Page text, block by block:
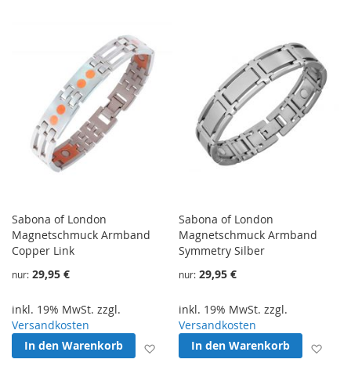
Sabona of London
Magnetschmuck Armband
Copper Link
nur 29,95 €
inkl. 19% MwSt. zzgl.
Versandkosten
In den Warenkorb
Zur Wunschliste hinzufügen
Sabona of London
Magnetschmuck Armband
Symmetry Silber
nur 29,95 €
inkl. 19% MwSt. zzgl.
Versandkosten
In den Warenkorb